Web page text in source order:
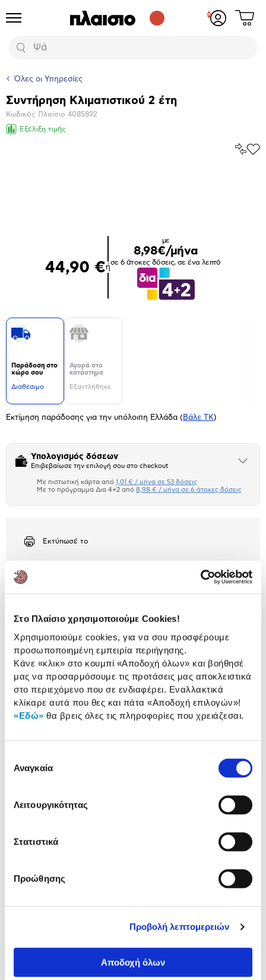
Στο Πλαίσιο χρησιμοποιούμε Cookies!
Χρησιμοποιούμε cookies, για να σου προσφέρουμε
προσωποποιημένη εμπειρία περιήγησης.
Κάνε «κλικ» στο κουμπί «Αποδοχή όλων» και βοήθησέ
μας να προσαρμόσουμε τις προτάσεις μας αποκλειστικά
στο περιεχόμενο που σε ενδιαφέρει. Εναλλακτικά
κλίκαρε αυτά που θες και πάτα «Αποδοχή επιλογών»!
«Εδώ» θα βρεις όλες τις πληροφορίες που χρειάζεσαι.
συγκατάθεσης
Αναγκαία
Λειτουργικότητας
Στατιστικά
Προώθησης
Προβολή λεπτομερειών
Αποδοχή όλων
Προϊόντα
Αναζήτηση
Δες
Όλες οι Υπηρεσίες
Βασικά
χαρακτηριστικά
Συντήρηση Κλιματιστικού 2 έτη
Κωδικός Πλαίσιο 4085892
Εξέλιξη τιμής
44,90 €ή
με
8,98€/μήνα
σε 6 άτοκες δόσεις, σε ένα λεπτό
Παράδοση στο
χώρο σου
Διαθέσιμο
Αγορά στο
κατάστημα
Εξαντλήθηκε
Εκτίμηση παράδοσης για την υπόλοιπη Ελλάδα ( Βάλε ΤΚ)
Υπολογισμός δόσεων
Επιβεβαίωσε την επιλογή σου στο checkout
Άνοιξε
Πιστωτική κάρτα
Αριθμός δόσεων
Με πιστωτική κάρτα από 1,01 € / μήνα σε 53 δόσεις
Με το πρόγραμμα Δια 4+2 από 8,98 € / μήνα σε 6 άτοκες δόσεις
Εκτύπωσέ το
Περιγραφή
κατάλληλου τεχνικού!
Αναλυτική
παρουσίαση
Αναλυτική παρουσίαση
Αξιολογήσεις
Αξιολογήσεις
Κάτι μας λέει πως τα παρακάτω
καθαρισμού
44,90€